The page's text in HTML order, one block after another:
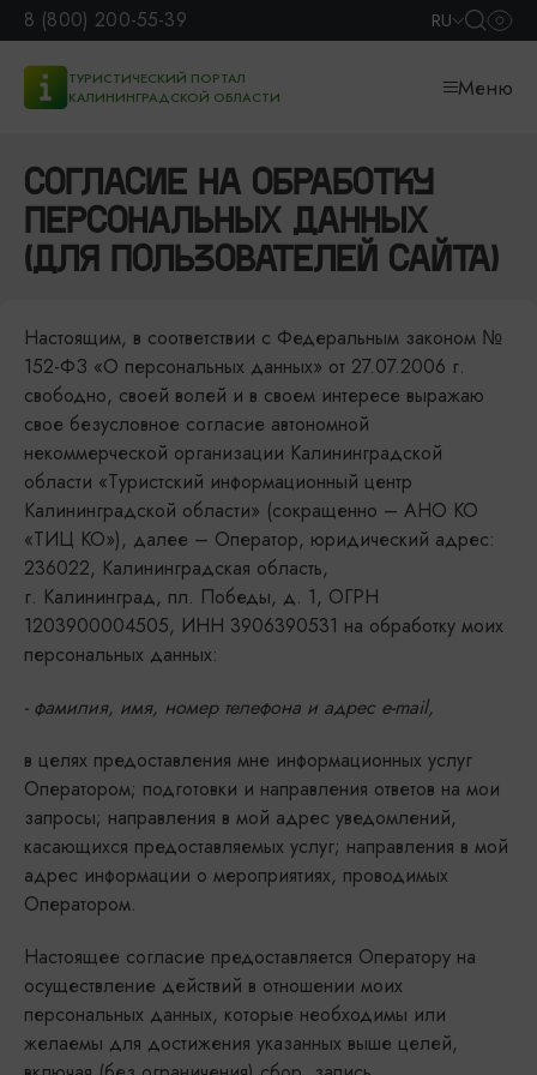
8 (800) 200-55-39 RU
ТУРИСТИЧЕСКИЙ ПОРТАЛ
КАЛИНИНГРАДСКОЙ ОБЛАСТИ
Меню
СОГЛАСИЕ НА ОБРАБОТКУ
ПЕРСОНАЛЬНЫХ ДАННЫХ
(ДЛЯ ПОЛЬЗОВАТЕЛЕЙ САЙТА)
Настоящим, в соответствии с Федеральным законом №
152-ФЗ «О персональных данных» от 27.07.2006 г.
свободно, своей волей и в своем интересе выражаю
свое безусловное согласие автономной
некоммерческой организации Калининградской
области «Туристский информационный центр
Калининградской области» (сокращенно – АНО КО
«ТИЦ КО»), далее – Оператор, юридический адрес:
236022, Калининградская область,
г. Калининград, пл. Победы, д. 1, ОГРН
1203900004505, ИНН 3906390531 на обработку моих
персональных данных:
- фамилия, имя, номер телефона и адрес e-mail,
в целях предоставления мне информационных услуг
Оператором; подготовки и направления ответов на мои
запросы; направления в мой адрес уведомлений,
касающихся предоставляемых услуг; направления в мой
адрес информации о мероприятиях, проводимых
Оператором.
Настоящее согласие предоставляется Оператору на
осуществление действий в отношении моих
персональных данных, которые необходимы или
желаемы для достижения указанных выше целей,